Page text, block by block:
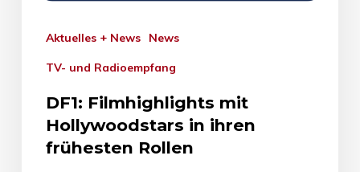
Aktuelles + News News
TV- und Radioempfang
DF1: Filmhighlights mit
Hollywoodstars in ihren
frühesten Rollen